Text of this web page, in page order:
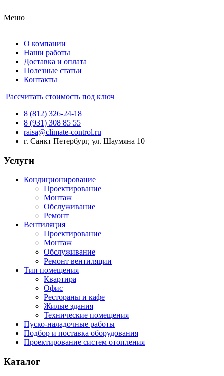
Меню
О компании
Наши работы
Доставка и оплата
Полезные статьи
Контакты
Рассчитать стоимость под ключ
8 (812) 326-24-18
8 (931) 308 85 55
raisa@climate-control.ru
г. Санкт Петербург, ул. Шаумяна 10
Услуги
Кондиционирование
Проектирование
Монтаж
Обслуживание
Ремонт
Вентиляция
Проектирование
Монтаж
Обслуживание
Ремонт вентиляции
Тип помещения
Квартира
Офис
Рестораны и кафе
Жилые здания
Технические помещения
Пуско-наладочные работы
Подбор и поставка оборудования
Проектирование систем отопления
Каталог